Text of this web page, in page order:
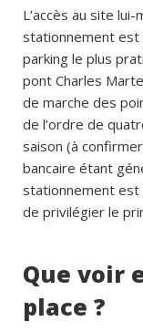
L’accès au site
stationnement est
parking le plus
pont Charles
de marche des
de l’ordre de
saison (à
bancaire étant
stationnement
de privilégier le
Que voir
place ?